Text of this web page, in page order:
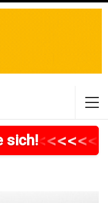
>
sich!<<<<<<<